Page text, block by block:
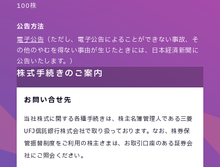
100株
公告方法
電子公告 （ただし、電子公告によることができない事故、そ
の他のやむを得ない事由が生じたときには、日本経済新聞に
公告いたします。）
株式手続きのご案内
お問い合せ先
当社株式に関する各種手続きは、株主名簿管理人である三菱
UFJ信託銀行株式会社で取り扱っております。なお、株券保
管振替制度をご利用の株主さまは、お取引口座のある証券会
社にご照会ください。